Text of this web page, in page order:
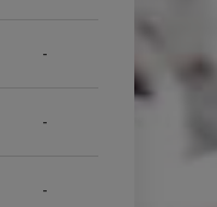
-
-
-